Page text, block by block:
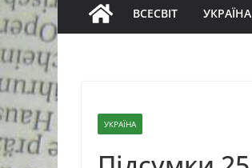
ВСЕСВІТ УКРАЇНА
УКРАЇНА